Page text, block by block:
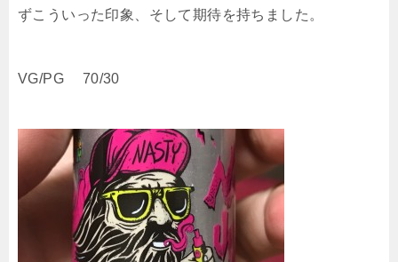
ずこういった印象、そして期待を持ちました。
VG/PG 70/30